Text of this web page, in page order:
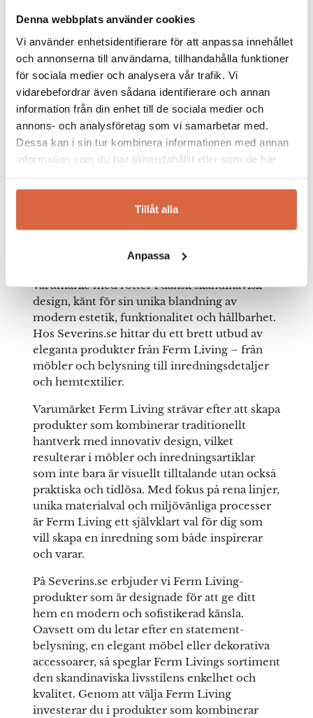
Denna webbplats använder cookies
Vi använder enhetsidentifierare för att anpassa innehållet
och annonserna till användarna, tillhandahålla funktioner
för sociala medier och analysera vår trafik. Vi
vidarebefordrar även sådana identifierare och annan
information från din enhet till de sociala medier och
annons- och analysföretag som vi samarbetar med.
Dessa kan i sin tur kombinera informationen med annan
information som du har tillhandahållit eller som de har
Tillåt alla
Anpassa
Ferm Living
varumärke med rötter i dansk skandinavisk
design, känt för sin unika blandning av
modern estetik, funktionalitet och hållbarhet.
Hos Severins.se hittar du ett brett utbud av
eleganta produkter från Ferm Living – från
möbler och belysning till inredningsdetaljer
och hemtextilier.
Varumärket Ferm Living strävar efter att skapa
produkter som kombinerar traditionellt
hantverk med innovativ design, vilket
resulterar i möbler och inredningsartiklar
som inte bara är visuellt tilltalande utan också
praktiska och tidlösa. Med fokus på rena linjer,
unika materialval och miljövänliga processer
är Ferm Living ett självklart val för dig som
vill skapa en inredning som både inspirerar
och varar.
På Severins.se erbjuder vi Ferm Living-
produkter som är designade för att ge ditt
hem en modern och sofistikerad känsla.
Oavsett om du letar efter en statement-
belysning, en elegant möbel eller dekorativa
accessoarer, så speglar Ferm Livings sortiment
den skandinaviska livsstilens enkelhet och
kvalitet. Genom att välja Ferm Living
investerar du i produkter som kombinerar